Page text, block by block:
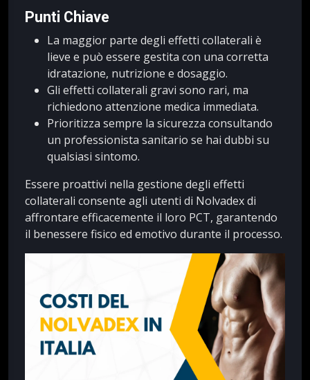
Punti Chiave
La maggior parte degli effetti collaterali è
lieve e può essere gestita con una corretta
idratazione, nutrizione e dosaggio.
Gli effetti collaterali gravi sono rari, ma
richiedono attenzione medica immediata.
Prioritizza sempre la sicurezza consultando
un professionista sanitario se hai dubbi su
qualsiasi sintomo.
Essere proattivi nella gestione degli effetti
collaterali consente agli utenti di Nolvadex di
affrontare efficacemente il loro PCT, garantendo
il benessere fisico ed emotivo durante il processo.